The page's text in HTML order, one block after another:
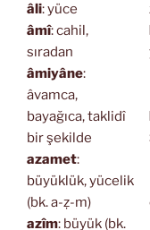
âli: yüce
âmî: cahil,
sıradan
âmiyâne:
âvamca,
bayağıca, taklidî
bir şekilde
azamet:
büyüklük, yücelik
(bk. a-ẓ-m)
azîm: büyük (bk.